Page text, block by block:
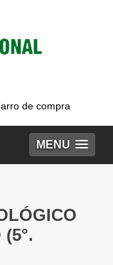
de compra
MENU